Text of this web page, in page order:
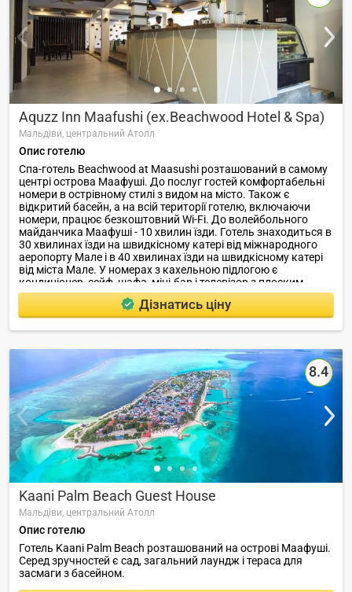
Aquzz Inn Maafushi (ex.Beachwood Hotel & Spa)
Мальдіви, центральний Атолл
Опис готелю
Спа-готель Beachwood at Maasushi розташований в самому
центрі острова Маафуші. До послуг гостей комфортабельні
номери в острівному стилі з видом на місто. Також є
відкритий басейн, а на всій території готелю, включаючи
номери, працює безкоштовний Wi-Fi. До волейбольного
майданчика Маафуші - 10 хвилин їзди. Готель знаходиться в
30 хвилинах їзди на швидкісному катері від міжнародного
аеропорту Мале і в 40 хвилинах їзди на швидкісному катері
від міста Мале. У номерах з кахельною підлогою є
кондиціонер, сейф, шафа, міні-бар і телевізор з плоским
екраном і супутниковими каналами, включаючи китайські
кабельні канали.
Дізнатись ціну
8.4
Kaani Palm Beach Guest House
Мальдіви, центральний Атолл
Опис готелю
Готель Kaani Palm Beach розташований на острові Маафуші.
Серед зручностей є сад, загальний лаундж і тераса для
засмаги з басейном.